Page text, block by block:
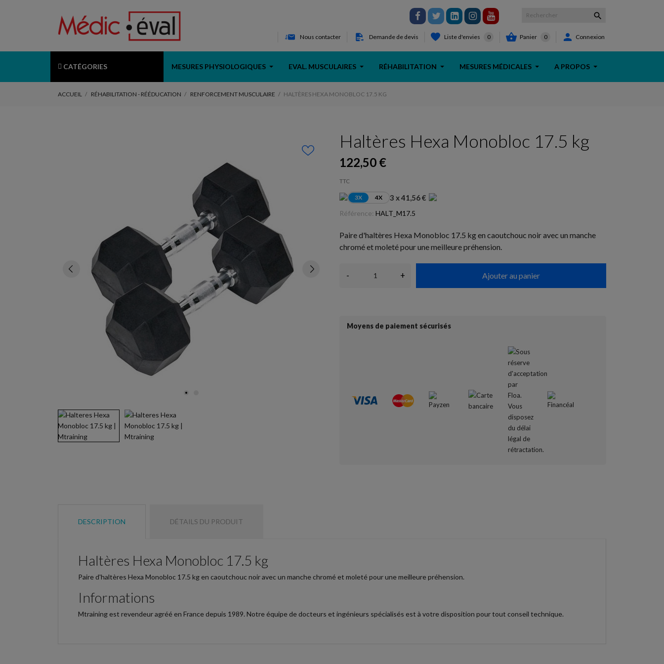

Nous contacter Demande de devis Liste d'envies 0  Panier 0  Connexion
CATÉGORIES MESURES PHYSIOLOGIQUES EVAL. MUSCULAIRES RÉHABILITATION MESURES MÉDICALES A PROPOS
ACCUEIL RÉHABILITATION - RÉÉDUCATION RENFORCEMENT MUSCULAIRE HALTÈRES HEXA MONOBLOC 17.5 KG
Haltères Hexa Monobloc 17.5 kg
122,50 €
TTC
3X 4X 3 x 41,56 €
Référence: HALT_M17.5
Paire d'haltères Hexa Monobloc 17.5 kg en caoutchouc noir avec un manche
chromé et moleté pour une meilleure préhension.
- + Ajouter au panier
Moyens de paiement sécurisés
DESCRIPTION DÉTAILS DU PRODUIT
Haltères Hexa Monobloc 17.5 kg
Paire d'haltères Hexa Monobloc 17.5 kg en caoutchouc noir avec un manche chromé et moleté pour une meilleure préhension.
Informations
Mtraining est revendeur agréé en France depuis 1989. Notre équipe de docteurs et ingénieurs spécialisés est à votre disposition pour tout conseil technique.